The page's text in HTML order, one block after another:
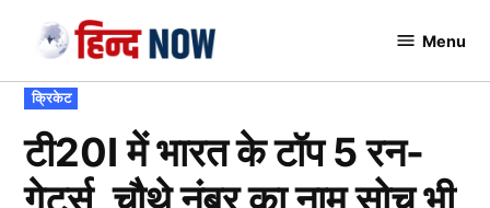
content
Menu
POSTED
IN
क्रिकेट
टी20I में भारत के टॉप 5 रन-